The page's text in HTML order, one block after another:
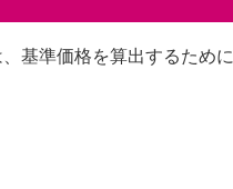
基準価格を算出するために